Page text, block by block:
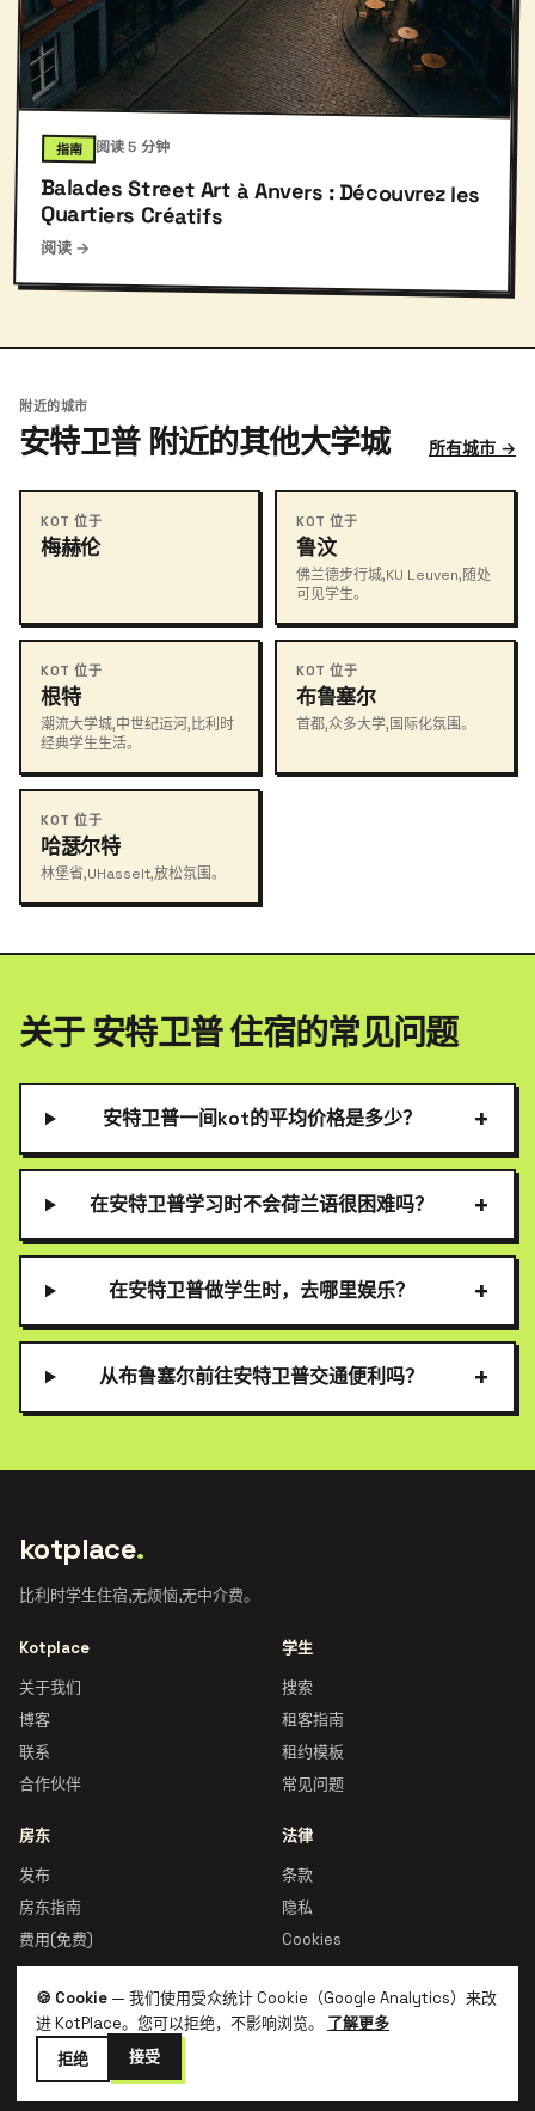
指南 阅读 5 分钟
Balades Street Art à Anvers : Découvrez les
Quartiers Créatifs
阅读 →
附近的城市
安特卫普 附近的其他大学城 所有城市 →
KOT 位于
梅赫伦
KOT 位于
鲁汶
佛兰德步行城,KU Leuven,随处
可见学生。
KOT 位于
根特
潮流大学城,中世纪运河,比利时
经典学生生活。
KOT 位于
布鲁塞尔
首都,众多大学,国际化氛围。
KOT 位于
哈瑟尔特
林堡省,UHasselt,放松氛围。
关于 安特卫普 住宿的常见问题
安特卫普一间kot的平均价格是多少？ +
在安特卫普学习时不会荷兰语很困难吗？ +
在安特卫普做学生时，去哪里娱乐？ +
从布鲁塞尔前往安特卫普交通便利吗？ +
kotplace.
比利时学生住宿,无烦恼,无中介费。
Kotplace
关于我们
博客
联系
合作伙伴
学生
搜索
租客指南
租约模板
常见问题
房东
发布
房东指南
费用(免费)
法律
条款
隐私
Cookies
© 2026 Kotplace · 比利时制造 🇧🇪
FR EN
🍪 Cookie — 我们使用受众统计 Cookie（Google Analytics）来改
进 KotPlace。您可以拒绝，不影响浏览。 了解更多
拒绝
接受